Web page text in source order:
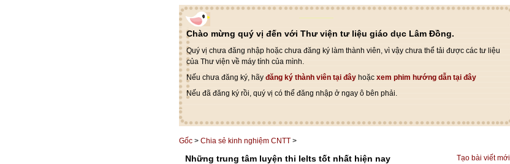
Chào mừng quý vị đến với Thư viện tư liệu giáo dục Lâm Đồng.
Quý vị chưa đăng nhập hoặc chưa đăng ký làm thành viên, vì vậy chưa thể tải được các tư liệu
của Thư viện về máy tính của mình.
Nếu chưa đăng ký, hãy đăng ký thành viên tại đây hoặc xem phim hướng dẫn tại đây
Nếu đã đăng ký rồi, quý vị có thể đăng nhập ở ngay ô bên phải.
Gốc > Chia sẻ kinh nghiệm CNTT >
Tạo bài viết mới
Những trung tâm luyện thi Ielts tốt nhất hiện nay